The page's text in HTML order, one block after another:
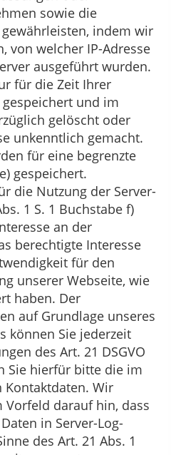
sowie die
indem wir
von welcher IP-Adresse
ausgeführt wurden.
für die Zeit Ihrer
und im
gelöscht oder
unkenntlich gemacht.
für eine begrenzte
gespeichert.
die Nutzung der Server-
1 S. 1 Buchstabe f)
an der
berechtigte Interesse
für den
unserer Webseite, wie
haben. Der
auf Grundlage unseres
können Sie jederzeit
des Art. 21 DSGVO
Sie hierfür bitte die im
Kontaktdaten. Wir
darauf hin, dass
in Server-Log-
des Art. 21 Abs. 1